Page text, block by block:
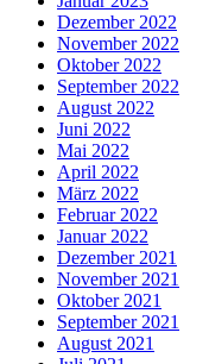
Dezember 2022
November 2022
Oktober 2022
September 2022
August 2022
Juni 2022
Mai 2022
April 2022
März 2022
Februar 2022
Januar 2022
Dezember 2021
November 2021
Oktober 2021
September 2021
August 2021